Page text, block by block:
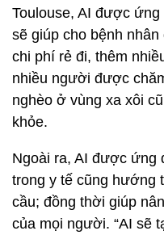
Toulouse, AI được
sẽ giúp cho bệnh
chi phí rẻ đi, thêm
nhiều người được
nghèo ở vùng xa xôi
khỏe.
Ngoài ra, AI được ứng
trong y tế cũng hướng
cầu; đồng thời giúp
của mọi người. “AI sẽ